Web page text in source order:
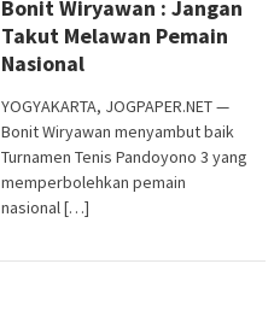
Bonit Wiryawan : Jangan
Takut Melawan Pemain
Nasional
YOGYAKARTA, JOGPAPER.NET —
Bonit Wiryawan menyambut baik
Turnamen Tenis Pandoyono 3 yang
memperbolehkan pemain
nasional […]